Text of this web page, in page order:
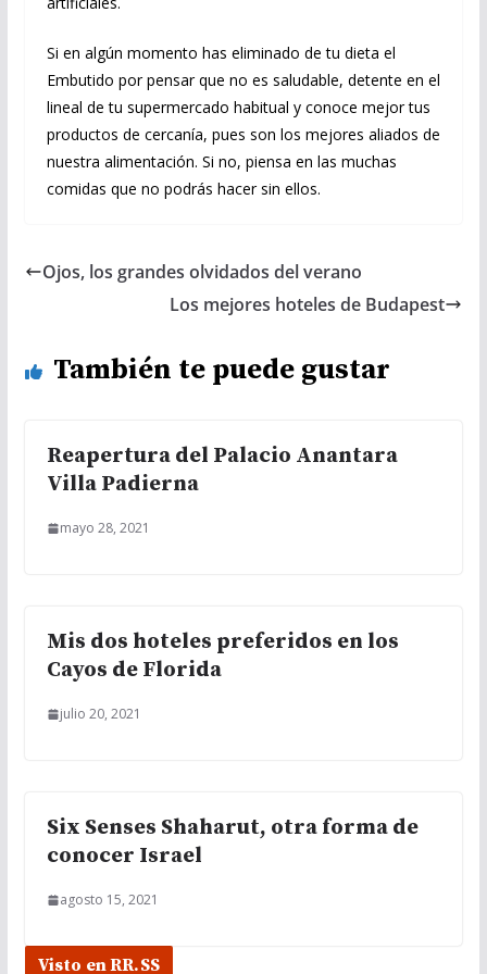
Si en algún momento has eliminado de tu dieta el
Embutido por pensar que no es saludable, detente en el
lineal de tu supermercado habitual y conoce mejor tus
productos de cercanía, pues son los mejores aliados de
nuestra alimentación. Si no, piensa en las muchas
comidas que no podrás hacer sin ellos.
Ojos, los grandes olvidados del verano
Los mejores hoteles de Budapest
También te puede gustar
Reapertura del Palacio Anantara
Villa Padierna
mayo 28, 2021
Mis dos hoteles preferidos en los
Cayos de Florida
julio 20, 2021
Six Senses Shaharut, otra forma de
conocer Israel
agosto 15, 2021
Visto en RR.SS